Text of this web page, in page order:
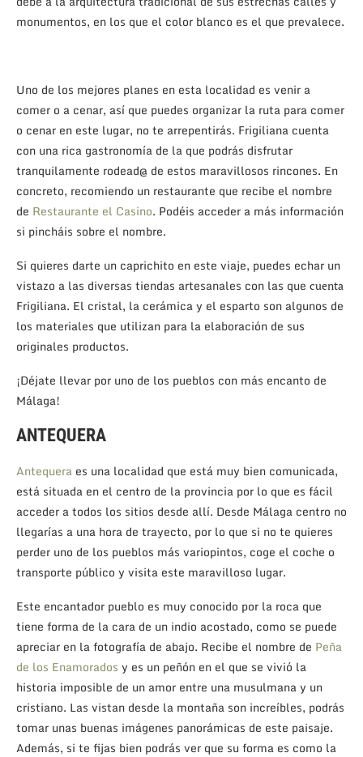
monumentos, en los que el color blanco es el que prevalece.
Uno de los mejores planes en esta localidad es venir a
comer o a cenar, así que puedes organizar la ruta para comer
o cenar en este lugar, no te arrepentirás. Frigiliana cuenta
con una rica gastronomía de la que podrás disfrutar
tranquilamente rodead@ de estos maravillosos rincones. En
concreto, recomiendo un restaurante que recibe el nombre
de Restaurante el Casino. Podéis acceder a más información
si pincháis sobre el nombre.
Si quieres darte un caprichito en este viaje, puedes echar un
vistazo a las diversas tiendas artesanales con las que cuenta
Frigiliana. El cristal, la cerámica y el esparto son algunos de
los materiales que utilizan para la elaboración de sus
originales productos.
¡Déjate llevar por uno de los pueblos con más encanto de
Málaga!
ANTEQUERA
Antequera es una localidad que está muy bien comunicada,
está situada en el centro de la provincia por lo que es fácil
acceder a todos los sitios desde allí. Desde Málaga centro no
llegarías a una hora de trayecto, por lo que si no te quieres
perder uno de los pueblos más variopintos, coge el coche o
transporte público y visita este maravilloso lugar.
Este encantador pueblo es muy conocido por la roca que
tiene forma de la cara de un indio acostado, como se puede
apreciar en la fotografía de abajo. Recibe el nombre de Peña
de los Enamorados y es un peñón en el que se vivió la
historia imposible de un amor entre una musulmana y un
cristiano. Las vistan desde la montaña son increíbles, podrás
tomar unas buenas imágenes panorámicas de este paisaje.
Además, si te fijas bien podrás ver que su forma es como la